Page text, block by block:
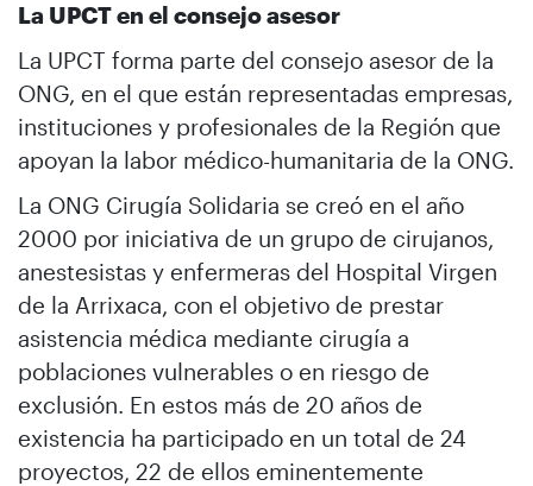
La UPCT en el consejo asesor
La UPCT forma parte del consejo asesor de la
ONG, en el que están representadas empresas,
instituciones y profesionales de la Región que
apoyan la labor médico-humanitaria de la ONG.
La ONG Cirugía Solidaria se creó en el año
2000 por iniciativa de un grupo de cirujanos,
anestesistas y enfermeras del Hospital Virgen
de la Arrixaca, con el objetivo de prestar
asistencia médica mediante cirugía a
poblaciones vulnerables o en riesgo de
exclusión. En estos más de 20 años de
existencia ha participado en un total de 24
proyectos, 22 de ellos eminentemente